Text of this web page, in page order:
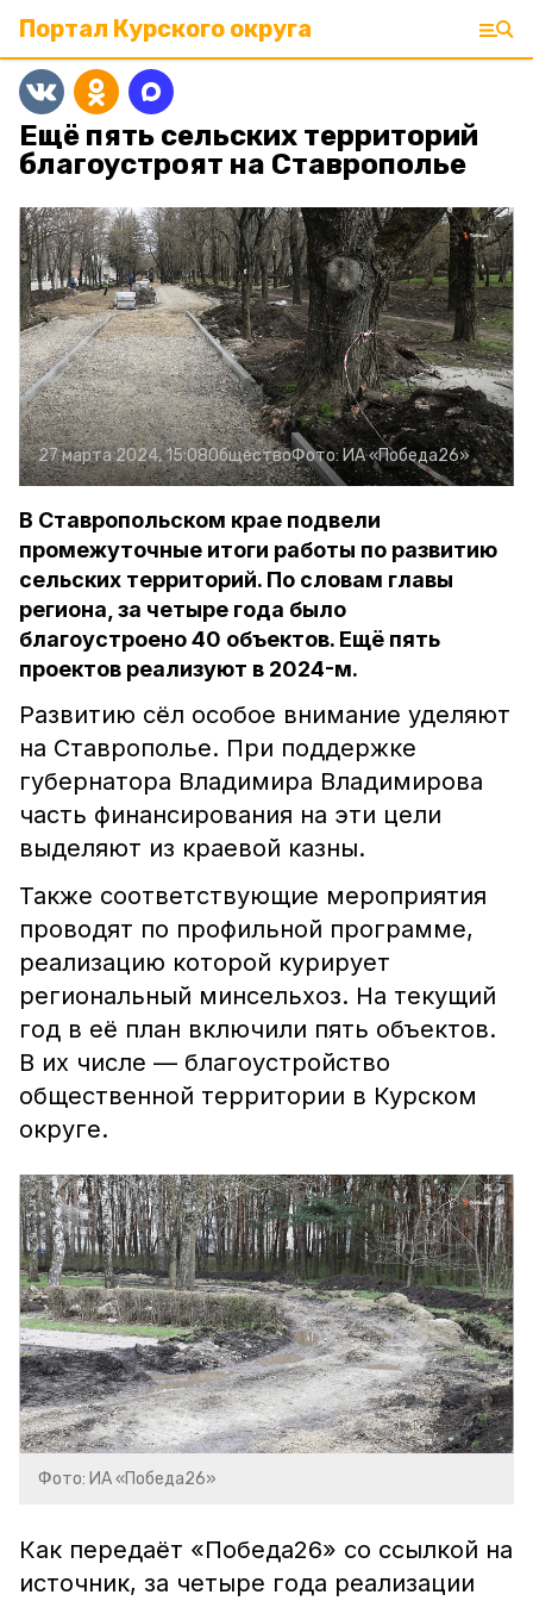
Портал Курского округа
Ещё пять сельских территорий
благоустроят на Ставрополье
27 марта 2024, 15:08ОбществоФото:ИА «Победа26»
В Ставропольском крае подвели
промежуточные итоги работы по развитию
сельских территорий. По словам главы
региона, за четыре года было
благоустроено 40 объектов. Ещё пять
проектов реализуют в 2024-м.
Развитию сёл особое внимание уделяют
на Ставрополье. При поддержке
губернатора Владимира Владимирова
часть финансирования на эти цели
выделяют из краевой казны.
Также соответствующие мероприятия
проводят по профильной программе,
реализацию которой курирует
региональный минсельхоз. На текущий
год в её план включили пять объектов.
В их числе — благоустройство
общественной территории в Курском
округе.
Фото: ИА «Победа26»
Как передаёт «Победа26» со ссылкой на
источник, за четыре года реализации